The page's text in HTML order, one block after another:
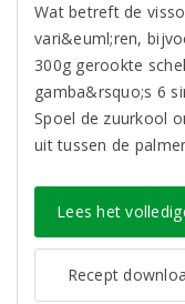
Wat betreft de
vari&euml;ren,
300g gerookte
gamba&rsquo;s 6
Spoel de zuurkool
uit tussen de
Lees het
Recept